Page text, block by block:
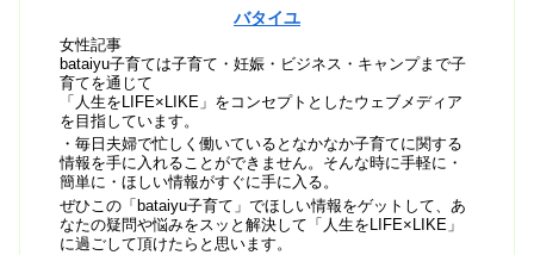
バタイユ
女性記事
bataiyu子育ては子育て・妊娠・ビジネス・キャンプまで子
育てを通じて
「人生をLIFE×LIKE」をコンセプトとしたウェブメディア
を目指しています。
・毎日夫婦で忙しく働いているとなかなか子育てに関する
情報を手に入れることができません。そんな時に手軽に・
簡単に・ほしい情報がすぐに手に入る。
ぜひこの「bataiyu子育て」でほしい情報をゲットして、あ
なたの疑問や悩みをスッと解決して「人生をLIFE×LIKE」
に過ごして頂けたらと思います。